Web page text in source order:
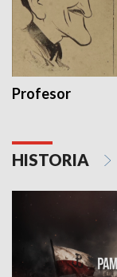
Profesor
HISTORIA